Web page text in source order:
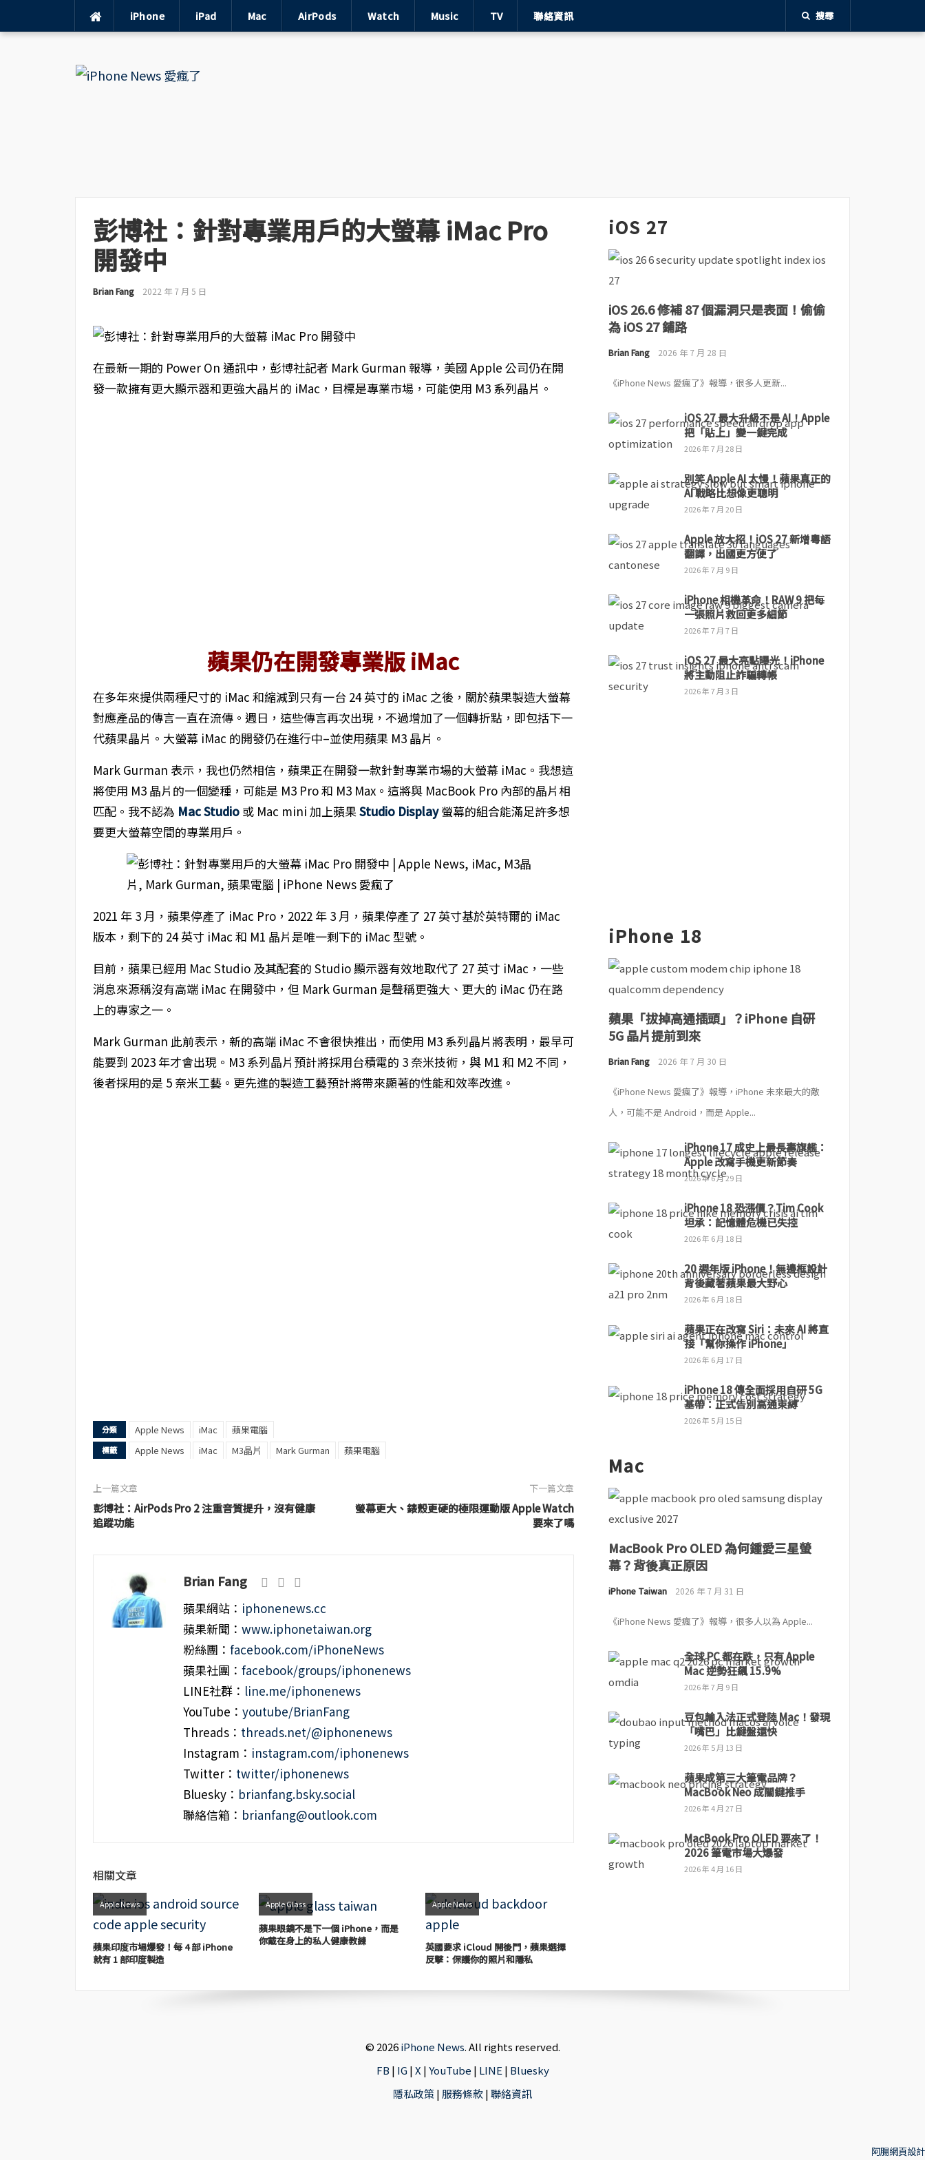
iPhone iPad Mac AirPods Watch Music TV 聯絡資訊 搜尋
彭博社：針對專業用戶的大螢幕 iMac Pro
開發中
Brian Fang 2022 年 7 月 5 日
在最新一期的 Power On 通訊中，彭博社記者 Mark Gurman 報導，美國 Apple 公司仍在開
發一款擁有更大顯示器和更強大晶片的 iMac，目標是專業市場，可能使用 M3 系列晶片。
蘋果仍在開發專業版 iMac
在多年來提供兩種尺寸的 iMac 和縮減到只有一台 24 英寸的 iMac 之後，關於蘋果製造大螢幕
對應產品的傳言一直在流傳。週日，這些傳言再次出現，不過增加了一個轉折點，即包括下一
代蘋果晶片。大螢幕 iMac 的開發仍在進行中–並使用蘋果 M3 晶片。
Mark Gurman 表示，我也仍然相信，蘋果正在開發一款針對專業市場的大螢幕 iMac。我想這
將使用 M3 晶片的一個變種，可能是 M3 Pro 和 M3 Max。這將與 MacBook Pro 內部的晶片相
匹配。我不認為 Mac Studio或 Mac mini 加上蘋果Studio Display螢幕的組合能滿足許多想
要更大螢幕空間的專業用戶。
2021 年 3 月，蘋果停產了 iMac Pro，2022 年 3 月，蘋果停產了 27 英寸基於英特爾的 iMac
版本，剩下的 24 英寸 iMac 和 M1 晶片是唯一剩下的 iMac 型號。
目前，蘋果已經用 Mac Studio 及其配套的 Studio 顯示器有效地取代了 27 英寸 iMac，一些
消息來源稱沒有高端 iMac 在開發中，但 Mark Gurman 是聲稱更強大、更大的 iMac 仍在路
上的專家之一。
Mark Gurman 此前表示，新的高端 iMac 不會很快推出，而使用 M3 系列晶片將表明，最早可
能要到 2023 年才會出現。M3 系列晶片預計將採用台積電的 3 奈米技術，與 M1 和 M2 不同，
後者採用的是 5 奈米工藝。更先進的製造工藝預計將帶來顯著的性能和效率改進。
分類 Apple News iMac 蘋果電腦
標籤 Apple News iMac M3晶片 Mark Gurman 蘋果電腦
上一篇文章
彭博社：AirPods Pro 2 注重音質提升，沒有健康
追蹤功能
下一篇文章
螢幕更大、錶殼更硬的極限運動版 Apple Watch
要來了嗎
Brian Fang
蘋果網站： iphonenews.cc
蘋果新聞： www.iphonetaiwan.org
粉絲團： facebook.com/iPhoneNews
蘋果社團： facebook/groups/iphonenews
LINE社群： line.me/iphonenews
YouTube： youtube/BrianFang
Threads： threads.net/@iphonenews
Instagram： instagram.com/iphonenews
Twitter： twitter/iphonenews
Bluesky： brianfang.bsky.social
聯絡信箱： brianfang@outlook.com
相關文章
Apple News
蘋果印度市場爆發！每 4 部 iPhone
就有 1 部印度製造
Apple Glass
蘋果眼鏡不是下一個 iPhone，而是
你戴在身上的私人健康教練
Apple News
英國要求 iCloud 開後門，蘋果選擇
反擊：保護你的照片和隱私
iOS 27
iOS 26.6 修補 87 個漏洞只是表面！偷偷
為 iOS 27 鋪路
Brian Fang 2026 年 7 月 28 日
《iPhone News 愛瘋了》報導，很多人更新...
iOS 27 最大升級不是 AI！Apple
把「貼上」變一鍵完成
2026 年 7 月 28 日
別笑 Apple AI 太慢！蘋果真正的
AI 戰略比想像更聰明
2026 年 7 月 20 日
Apple 放大招！iOS 27 新增粵語
翻譯，出國更方便了
2026 年 7 月 9 日
iPhone 相機革命！RAW 9 把每
一張照片救回更多細節
2026 年 7 月 7 日
iOS 27 最大亮點曝光！iPhone
將主動阻止詐騙轉帳
2026 年 7 月 3 日
iPhone 18
蘋果「拔掉高通插頭」？iPhone 自研
5G 晶片提前到來
Brian Fang 2026 年 7 月 30 日
《iPhone News 愛瘋了》報導，iPhone 未來最大的敵
人，可能不是 Android，而是 Apple...
iPhone 17 成史上最長壽旗艦：
Apple 改寫手機更新節奏
2026 年 6 月 29 日
iPhone 18 恐漲價？Tim Cook
坦承：記憶體危機已失控
2026 年 6 月 18 日
20 週年版 iPhone！無邊框設計
背後藏著蘋果最大野心
2026 年 6 月 18 日
蘋果正在改寫 Siri：未來 AI 將直
接「幫你操作 iPhone」
2026 年 6 月 17 日
iPhone 18 傳全面採用自研 5G
基帶：正式告別高通束縛
2026 年 5 月 15 日
Mac
MacBook Pro OLED 為何鍾愛三星螢
幕？背後真正原因
iPhone Taiwan 2026 年 7 月 31 日
《iPhone News 愛瘋了》報導，很多人以為 Apple...
全球 PC 都在跌，只有 Apple
Mac 逆勢狂飆 15.9%
2026 年 7 月 9 日
豆包輸入法正式登陸 Mac！發現
「嘴巴」比鍵盤還快
2026 年 5 月 13 日
蘋果成第三大筆電品牌？
MacBook Neo 成關鍵推手
2026 年 4 月 27 日
MacBook Pro OLED 要來了！
2026 筆電市場大爆發
2026 年 4 月 16 日
© 2026iPhone News. All rights reserved.
FB | IG|X |YouTube | LINE | Bluesky
隱私政策| 服務條款|聯絡資訊
阿腸網頁設計